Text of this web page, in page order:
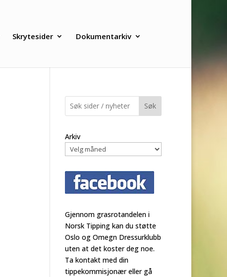
Skrytesider Dokumentarkiv
Søk
Arkiv
Gjennom grasrotandelen i
Norsk Tipping kan du støtte
Oslo og Omegn Dressurklubb
uten at det koster deg noe.
Ta kontakt med din
tippekommisjonær eller gå